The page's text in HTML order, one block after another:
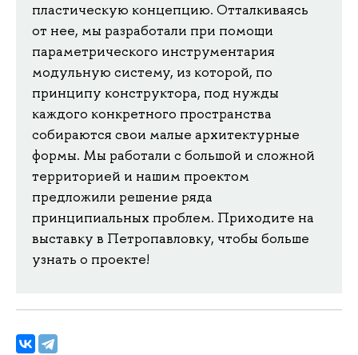
пластическую концепцию. Отталкиваясь
от нее, мы разработали при помощи
параметрического инструментария
модульную систему, из которой, по
принципу конструктора, под нужды
каждого конкретного пространства
собираются свои малые архитектурные
формы. Мы работали с большой и сложной
территорией и нашим проектом
предложили решение ряда
принципиальных проблем. Приходите на
выставку в Петропавловку, чтобы больше
узнать о проекте!